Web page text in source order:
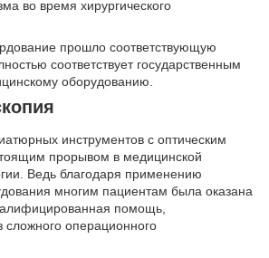
во время хирургического
прошло соответствующую
соответствует государственным
оборудованию.
инструментов с оптическим
прорывом в медицинской
Ведь благодаря применению
многим пациентам была оказана
помощь,
сложного операционного